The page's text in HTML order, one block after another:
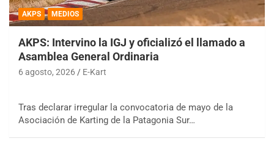
AKPS MEDIOS
AKPS: Intervino la IGJ y oficializó el llamado a
Asamblea General Ordinaria
6 agosto, 2026 E-Kart
Tras declarar irregular la convocatoria de mayo de la
Asociación de Karting de la Patagonia Sur…